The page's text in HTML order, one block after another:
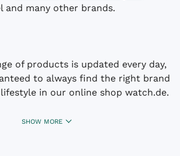
and many other brands.
of products is updated every day,
to always find the right brand
in our online shop watch.de.
SHOW MORE